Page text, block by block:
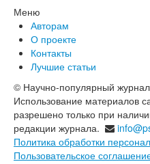
Меню
Авторам
О проекте
Контакты
Лучшие статьи
© Научно-популярный
Использование материалов
разрешено только при
редакции журнала.
Политика обработки
Пользовательское